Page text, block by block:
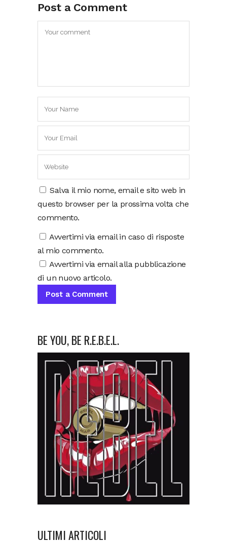
Post a Comment
Salva il mio nome, email e sito web in
questo browser per la prossima volta che
commento.
Avvertimi via email in caso di risposte
al mio commento.
Avvertimi via email alla pubblicazione
di un nuovo articolo.
BE YOU, BE R.E.B.E.L.
ULTIMI ARTICOLI